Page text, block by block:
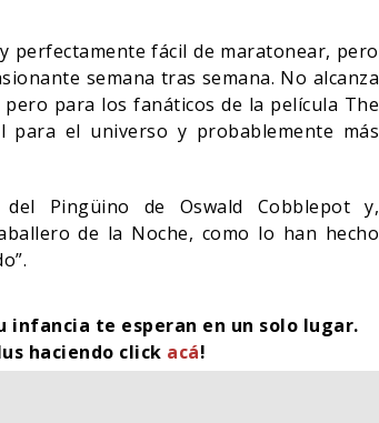
perfectamente fácil de maratonear, pero
semana tras semana. No alcanza
para los fanáticos de la película The
para el universo y probablemente más
Pingüino de Oswald Cobblepot y,
de la Noche, como lo han hecho
infancia te esperan en un solo lugar.
haciendo click acá!